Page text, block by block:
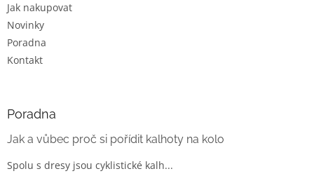
Jak nakupovat
Novinky
Poradna
Kontakt
Poradna
Jak a vůbec proč si pořídit kalhoty na kolo
Spolu s dresy jsou cyklistické kalh...